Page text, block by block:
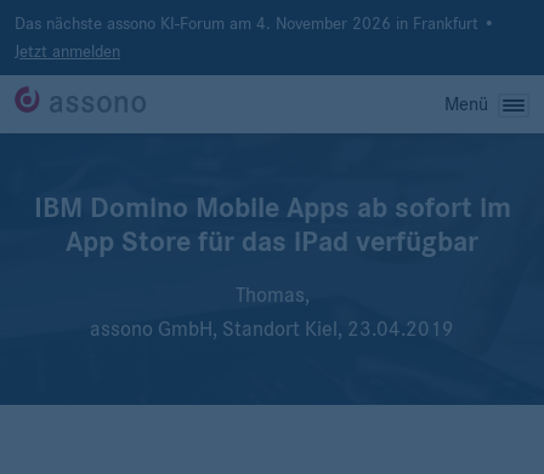
Das nächste assono KI-Forum am 4. November 2026 in Frankfurt •
Jetzt anmelden
Menü
IBM Domino Mobile Apps ab sofort im
App Store für das iPad verfügbar
Thomas,
assono GmbH, Standort Kiel, 23.04.2019